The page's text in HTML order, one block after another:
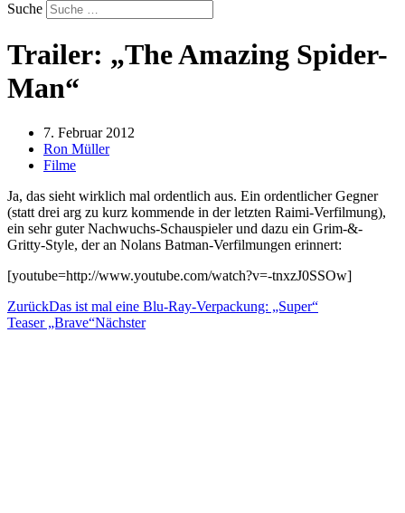
Suche
Trailer: „The Amazing Spider-
Man“
7. Februar 2012
Ron Müller
Filme
Ja, das sieht wirklich mal ordentlich aus. Ein ordentlicher Gegner
(statt drei arg zu kurz kommende in der letzten Raimi-Verfilmung),
ein sehr guter Nachwuchs-Schauspieler und dazu ein Grim-&-
Gritty-Style, der an Nolans Batman-Verfilmungen erinnert:
[youtube=http://www.youtube.com/watch?v=-tnxzJ0SSOw]
ZurückDas ist mal eine Blu-Ray-Verpackung: „Super“
Teaser „Brave“Nächster